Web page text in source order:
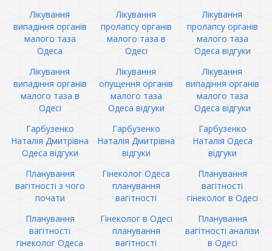
Лікування
випадіння органів
малого таза
Одеса
Лікування
пролапсу органів
малого таза в
Одесі
Лікування
пролапсу органів
малого таза
Одеса відгуки
Лікування
випадіння органів
малого таза в
Одесі
Лікування
опущення органів
малого таза
Одеса відгуки
Лікування
випадіння органів
малого таза
Одеса відгуки
Гарбузенко
Наталія Дмитрівна
Одеса відгуки
Гарбузенко
Наталія Дмитрівна
відгуки
Гарбузенко
Наталія Одеса
відгуки
Планування
вагітності з чого
почати
Гінеколог Одеса
планування
вагітності
Планування
вагітності
гінеколог в Одесі
Планування
вагітності
гінеколог Одеса
Гінеколог в Одесі
планування
вагітності
Планування
вагітності аналізи
в Одесі